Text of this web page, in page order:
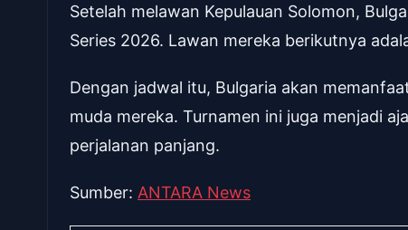
Setelah melawan Kepulauan Solomon,
Series 2026. Lawan mereka berikutnya
Dengan jadwal itu, Bulgaria akan
muda mereka. Turnamen ini juga menjadi
perjalanan panjang.
Sumber: ANTARA News